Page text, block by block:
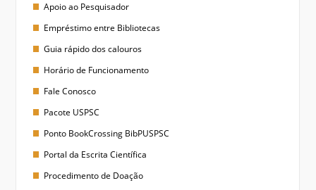
Apoio ao Pesquisador
Empréstimo entre Bibliotecas
Guia rápido dos calouros
Horário de Funcionamento
Fale Conosco
Pacote USPSC
Ponto BookCrossing BibPUSPSC
Portal da Escrita Científica
Procedimento de Doação